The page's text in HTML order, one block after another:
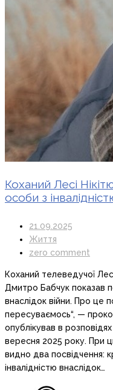
Коханий Лесі
особи з
21.09.2025
Життя
zero comment
Коханий телеведучої
Дмитро Бабчук показав
внаслідок війни. Про це
пересуваємось“, —
опублікував в розповідях
вересня 2025 року. При
видно два посвідчення:
інвалідністю внаслідок…